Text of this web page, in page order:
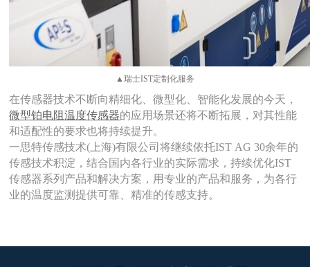
▲瑞士IST定制化服务
在传感器技术不断向精细化、微型化、智能化发展的今天，
微型铂电阻温度传感器的应用场景还将不断拓展，对其性能
和适配性的要求也将持续提升。
一思特传感技术(上海)有限公司将继续依托IST AG 30余年的
传感技术积淀，结合国内各行业的实际需求，持续优化IST
传感器系列产品和解决方案，用专业的产品和服务，为各行
业的温度监测提供可靠、精准的传感支持。